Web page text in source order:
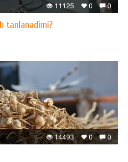
0
0
11125
tanlanadimi?
0
0
14493